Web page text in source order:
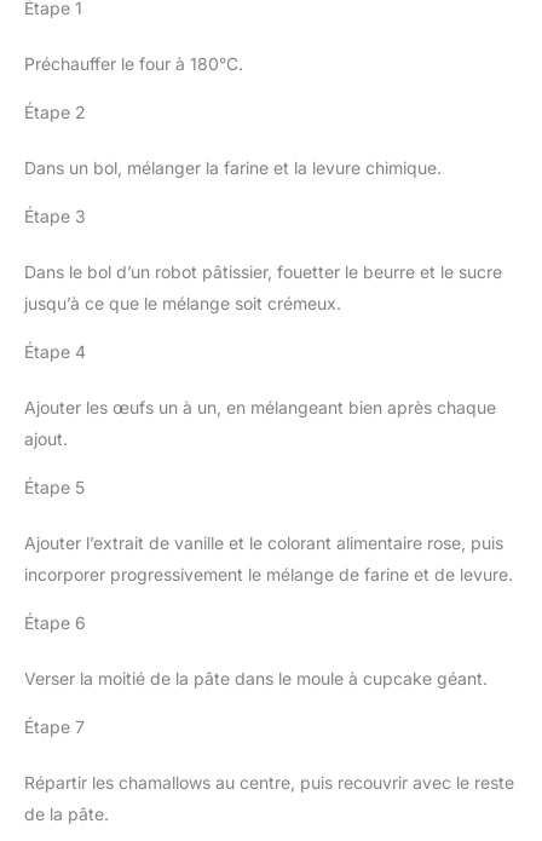
Étape 1
Préchauffer le four à 180°C.
Étape 2
Dans un bol, mélanger la farine et la levure chimique.
Étape 3
Dans le bol d’un robot pâtissier, fouetter le beurre et le sucre
jusqu’à ce que le mélange soit crémeux.
Étape 4
Ajouter les œufs un à un, en mélangeant bien après chaque
ajout.
Étape 5
Ajouter l’extrait de vanille et le colorant alimentaire rose, puis
incorporer progressivement le mélange de farine et de levure.
Étape 6
Verser la moitié de la pâte dans le moule à cupcake géant.
Étape 7
Répartir les chamallows au centre, puis recouvrir avec le reste
de la pâte.